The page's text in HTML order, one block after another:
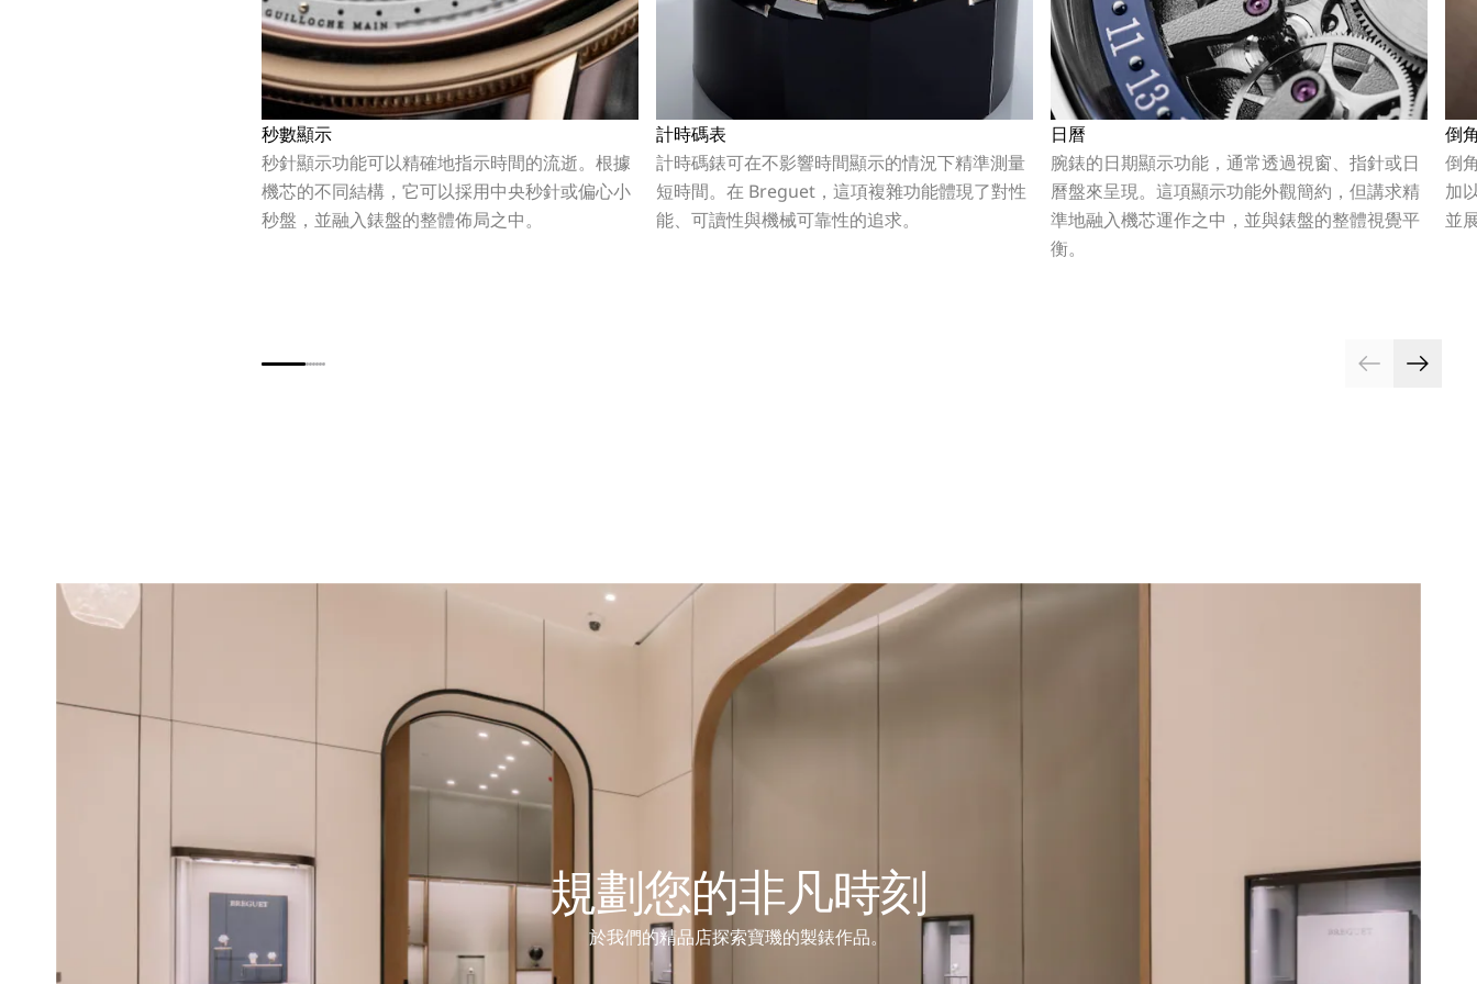
秒數顯示
秒針顯示功能可以精確地指示時間的流逝。根據
機芯的不同結構，它可以採用中央秒針或偏心小
秒盤，並融入錶盤的整體佈局之中。
計時碼表
計時碼錶可在不影響時間顯示的情況下精準測量
短時間。在 Breguet，這項複雜功能體現了對性
能、可讀性與機械可靠性的追求。
日曆
腕錶的日期顯示功能，通常透過視窗、指針或日
曆盤來呈現。這項顯示功能外觀簡約，但講求精
準地融入機芯運作之中，並與錶盤的整體視覺平
衡。
倒
倒
加
並
規劃您的非凡時刻
於我們的精品店探索寶璣的製錶作品。